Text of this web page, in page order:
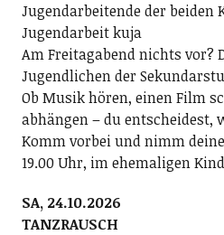
Jugendarbeitende der beiden
Jugendarbeit kuja
Am Freitagabend nichts vor?
Jugendlichen der
Ob Musik hören, einen Film
abhängen – du entscheidest,
Komm vorbei und nimm
19.00 Uhr, im ehemaligen
SA, 24.10.2026
TANZRAUSCH